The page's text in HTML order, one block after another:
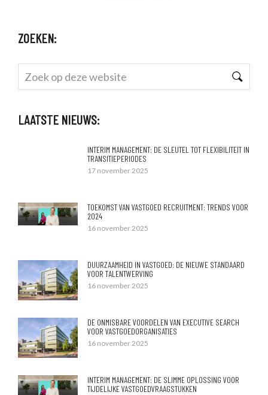
ZOEKEN:
Zoek
op
website
LAATSTE NIEUWS:
INTERIM MANAGEMENT: DE SLEUTEL TOT FLEXIBILITEIT IN
TRANSITIEPERIODES
17 november 2025
TOEKOMST VAN VASTGOED RECRUITMENT: TRENDS VOOR
2024
16 november 2025
DUURZAAMHEID IN VASTGOED: DE NIEUWE STANDAARD
VOOR TALENTWERVING
16 november 2025
DE ONMISBARE VOORDELEN VAN EXECUTIVE SEARCH
VOOR VASTGOEDORGANISATIES
16 november 2025
INTERIM MANAGEMENT: DE SLIMME OPLOSSING VOOR
TIJDELIJKE VASTGOEDVRAAGSTUKKEN